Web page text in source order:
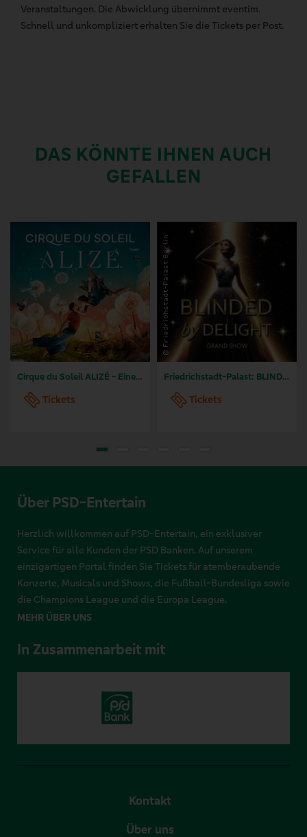
Veranstaltungen. Die Abwicklung übernimmt eventim.
Schnell und unkompliziert erhalten Sie die Tickets per Post.
DAS KÖNNTE IHNEN AUCH
GEFALLEN
Cirque du Soleil ALIZÉ - Eine Reise in das Unsichtbare
Tickets
Friedrichstadt-Palast: BLINDED by DELIGHT - Grand Show
Tickets
Über PSD-Entertain
Herzlich willkommen auf PSD-Entertain, ein exklusiver
Service für alle Kunden der PSD Banken. Auf unserem
einzigartigen Portal finden Sie Tickets für atemberaubende
Konzerte, Musicals und Shows, die Fußball-Bundesliga sowie
die Champions League und die Europa League.
MEHR ÜBER UNS
In Zusammenarbeit mit
Kontakt
Über uns